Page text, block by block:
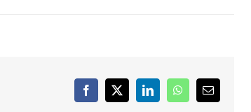
Facebook
X LinkedInWhatsAppCorreo
electrónico